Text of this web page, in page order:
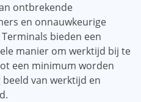
ontbrekende
en onnauwkeurige
bieden een
manier om werktijd bij te
een minimum worden
van werktijd en